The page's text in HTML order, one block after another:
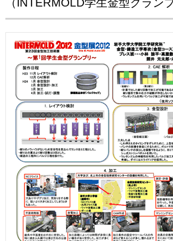
（INTERMOLD学生金型グラン